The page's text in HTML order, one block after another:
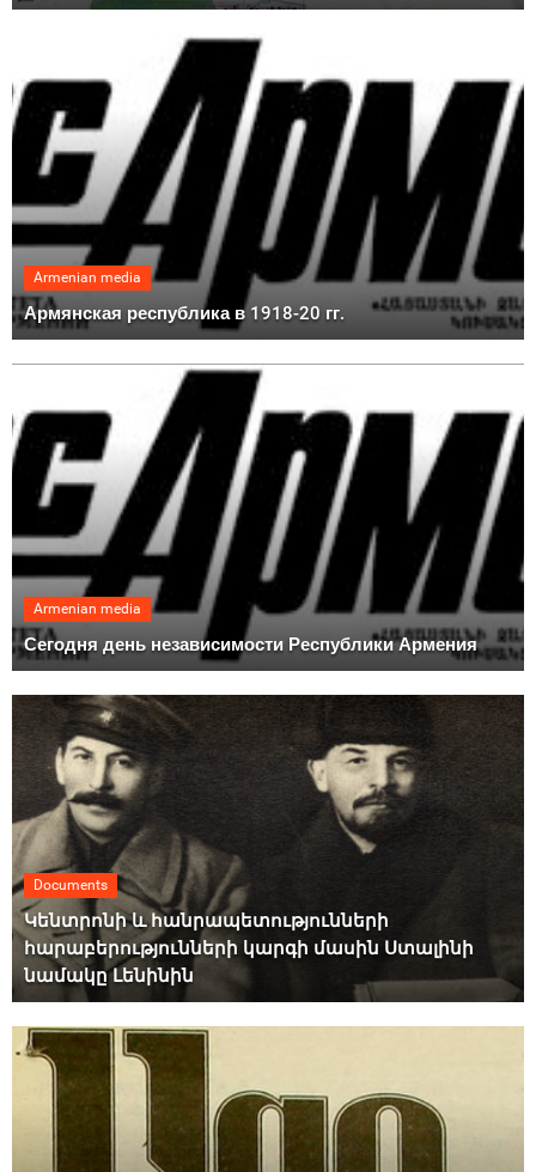
Armenian media
Армянская республика в 1918-20 гг.
Armenian media
Сегодня день независимости Республики Армения
Documents
Կենտրոնի և հանրապետությունների
հարաբերությունների կարգի մասին Ստալինի
նամակը Լենինին